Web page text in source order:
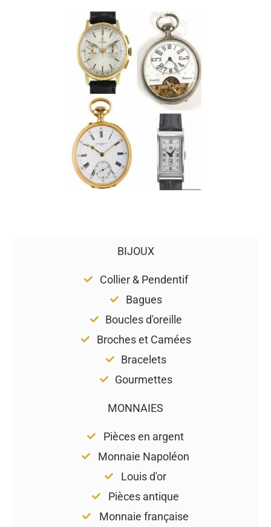
BIJOUX
Collier & Pendentif
Bagues
Boucles d'oreille
Broches et Camées
Bracelets
Gourmettes
MONNAIES
Pièces en argent
Monnaie Napoléon
Louis d'or
Pièces antique
Monnaie française